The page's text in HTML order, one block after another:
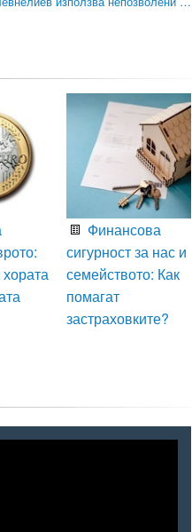
Финансова
сигурност за нас и
семейството: Как
помагат
застраховките?